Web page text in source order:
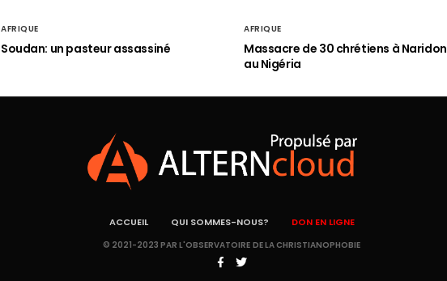
AFRIQUE
Soudan: un pasteur assassiné
AFRIQUE
Massacre de 30 chrétiens à Naridon
au Nigéria
ACCUEIL QUI SOMMES-NOUS? DON EN LIGNE
© 2021-2023 PAR L'OBSERVATOIRE DE LA CHRISTIANOPHOBIE